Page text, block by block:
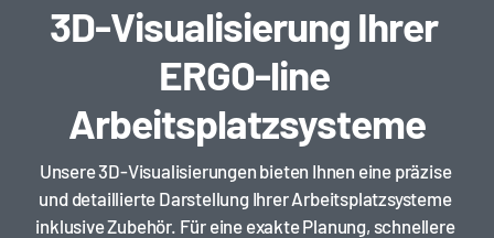
3D-Visualisierung Ihrer
ERGO-line
Arbeitsplatzsysteme
Unsere 3D-Visualisierungen bieten Ihnen eine präzise
und detaillierte Darstellung Ihrer Arbeitsplatzsysteme
inklusive Zubehör. Für eine exakte Planung, schnellere